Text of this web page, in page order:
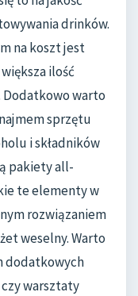
drinków.
na koszt jest
ilość
Dodatkowo warto
sprzętu
i składników
pakiety all-
te elementy w
rozwiązaniem
weselny. Warto
dodatkowych
warsztaty